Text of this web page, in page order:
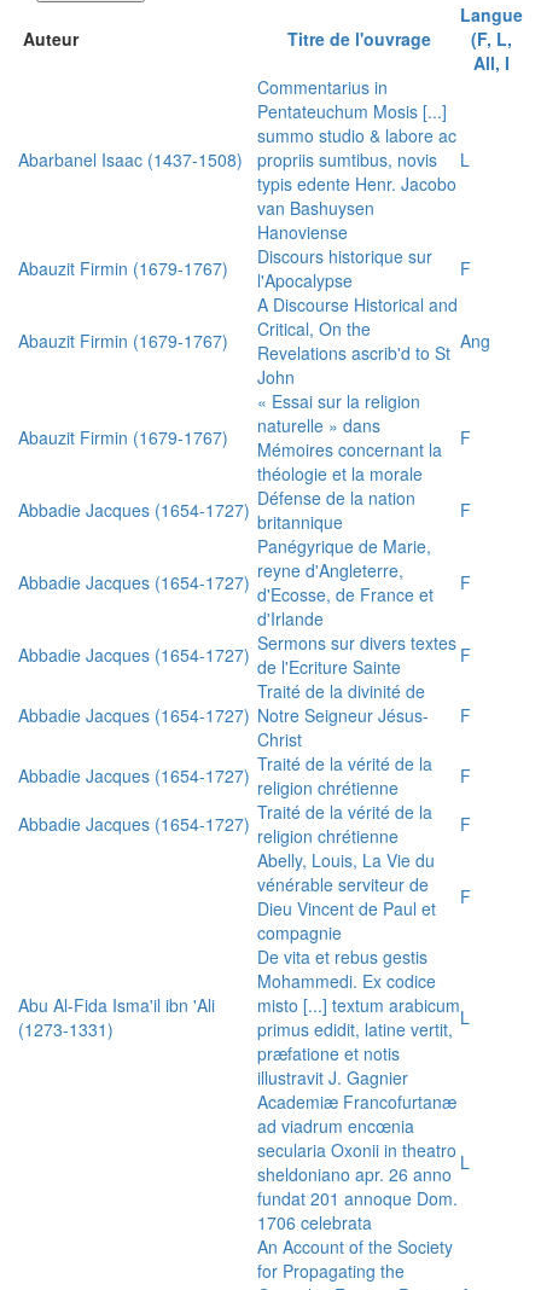
Auteur Titre de l'ouvrage
Langue
(F, L,
All, I
Abarbanel Isaac (1437-1508)
Commentarius in
Pentateuchum Mosis [...]
summo studio & labore ac
propriis sumtibus, novis
typis edente Henr. Jacobo
van Bashuysen
Hanoviense
L
Abauzit Firmin (1679-1767)
Discours historique sur
l'Apocalypse
F
Abauzit Firmin (1679-1767)
A Discourse Historical and
Critical, On the
Revelations ascrib'd to St
John
Ang
Abauzit Firmin (1679-1767)
« Essai sur la religion
naturelle » dans
Mémoires concernant la
théologie et la morale
F
Abbadie Jacques (1654-1727) Défense de la nation
britannique
F
Abbadie Jacques (1654-1727)
Panégyrique de Marie,
reyne d'Angleterre,
d'Ecosse, de France et
d'Irlande
F
Abbadie Jacques (1654-1727) Sermons sur divers textes
de l'Ecriture Sainte
F
Abbadie Jacques (1654-1727)
Traité de la divinité de
Notre Seigneur Jésus-
Christ
F
Abbadie Jacques (1654-1727) Traité de la vérité de la
religion chrétienne
F
Abbadie Jacques (1654-1727) Traité de la vérité de la
religion chrétienne
F
Abelly, Louis, La Vie du
vénérable serviteur de
Dieu Vincent de Paul et
compagnie
F
Abu Al-Fida Isma'il ibn 'Ali
(1273-1331)
De vita et rebus gestis
Mohammedi. Ex codice
misto [...] textum arabicum
primus edidit, latine vertit,
præfatione et notis
illustravit J. Gagnier
L
Academiæ Francofurtanæ
ad viadrum encœnia
secularia Oxonii in theatro
sheldoniano apr. 26 anno
fundat 201 annoque Dom.
1706 celebrata
L
An Account of the Society
for Propagating the